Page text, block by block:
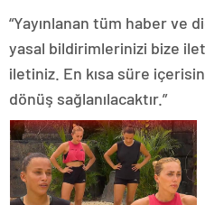
“Yayınlanan tüm haber ve
yasal bildirimlerinizi bize
iletiniz. En kısa süre
dönüş sağlanılacaktır.”